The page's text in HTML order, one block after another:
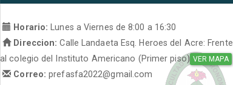
Horario:
Lunes a Viernes de 8:00 a 16:30
Direccion: Calle Landaeta Esq. Heroes del Acre: Frente
al colegio del Instituto Americano (Primer piso) VER MAPA
Correo:prefasfa2022@gmail.com